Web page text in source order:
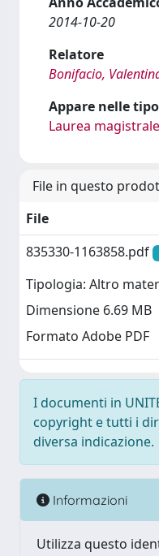
2014-10-20
Relatore
Bonifacio,
Appare nelle
Laurea magistrale
File in questo
File
835330-1163858.pdf
Tipologia: Altro
Dimensione 6.69 MB
Formato Adobe PDF
I documenti in
copyright e tutti i
diversa indicazione.
Informazioni
Utilizza questo